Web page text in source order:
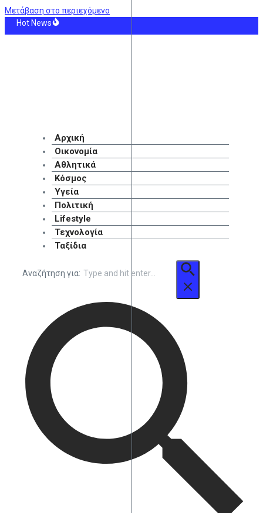
Μετάβαση στο περιεχόμενο
Hot News
Αρχική
Οικονομία
Αθλητικά
Κόσμος
Υγεία
Πολιτική
Lifestyle
Τεχνολογία
Ταξίδια
Αναζήτηση για: